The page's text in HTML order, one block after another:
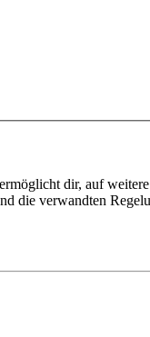
dir, auf
die verwandten